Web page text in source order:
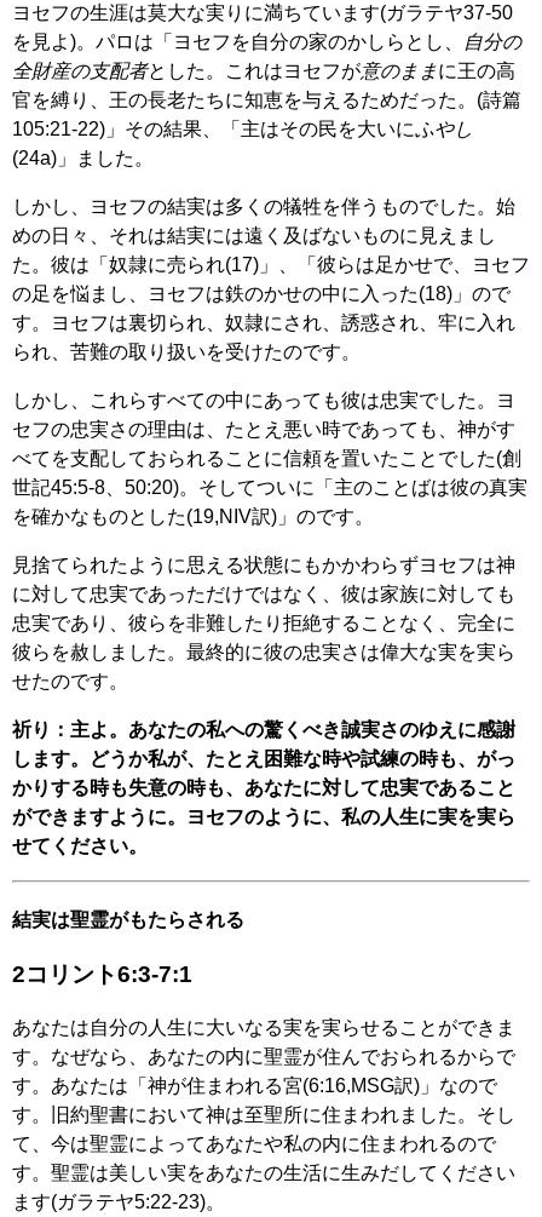
ヨセフの生涯は莫大な実りに満ちています(ガラテヤ37-50
を見よ)。パロは「ヨセフを自分の家のかしらとし、
自分の
全財産の支配者とした。これはヨセフが意のままに王の高
官を縛り、王の長老たちに知恵を与えるためだった。(詩篇
105:21-22)」その結果、「主はその民を大いにふやし
(24a)」ました。
しかし、ヨセフの結実は多くの犠牲を伴うものでした。始
めの日々、それは結実には遠く及ばないものに見えまし
た。彼は「奴隷に売られ(17)」、「彼らは足かせで、ヨセフ
の足を悩まし、ヨセフは鉄のかせの中に入った(18)」ので
す。ヨセフは裏切られ、奴隷にされ、誘惑され、牢に入れ
られ、苦難の取り扱いを受けたのです。
しかし、これらすべての中にあっても彼は忠実でした。ヨ
セフの忠実さの理由は、たとえ悪い時であっても、神がす
べてを支配しておられることに信頼を置いたことでした(創
世記45:5-8、50:20)。そしてついに「主のことばは彼の真実
を確かなものとした(19,NIV訳)」のです。
見捨てられたように思える状態にもかかわらずヨセフは神
に対して忠実であっただけではなく、彼は家族に対しても
忠実であり、彼らを非難したり拒絶することなく、完全に
彼らを赦しました。最終的に彼の忠実さは偉大な実を実ら
せたのです。
祈り：主よ。あなたの私への驚くべき誠実さのゆえに感謝
します。どうか私が、たとえ困難な時や試練の時も、がっ
かりする時も失意の時も、あなたに対して忠実であること
ができますように。ヨセフのように、私の人生に実を実ら
せてください。
結実は聖霊がもたらされる
2コリント6:3-7:1
あなたは自分の人生に大いなる実を実らせることができま
す。なぜなら、あなたの内に聖霊が住んでおられるからで
す。あなたは「神が住まわれる宮(6:16,MSG訳)」なので
す。旧約聖書において神は至聖所に住まわれました。そし
て、今は聖霊によってあなたや私の内に住まわれるので
す。聖霊は美しい実をあなたの生活に生みだしてください
ます(ガラテヤ5:22-23)。